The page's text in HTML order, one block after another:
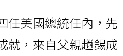
任美國總統任內，先
就，來自父親趙錫成